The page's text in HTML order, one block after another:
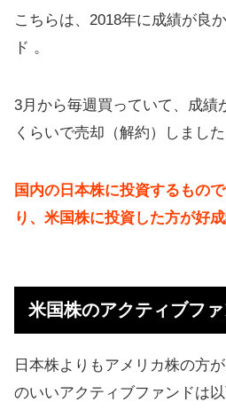
こちらは、2018年に成績が良
ド 。
3月から毎週買っていて、成績
くらいで売却（解約）しました
国内の日本株に投資するもの
り、米国株に投資した方が好
米国株のアクティブフ
日本株よりもアメリカ株の方
のいいアクティブファンドは